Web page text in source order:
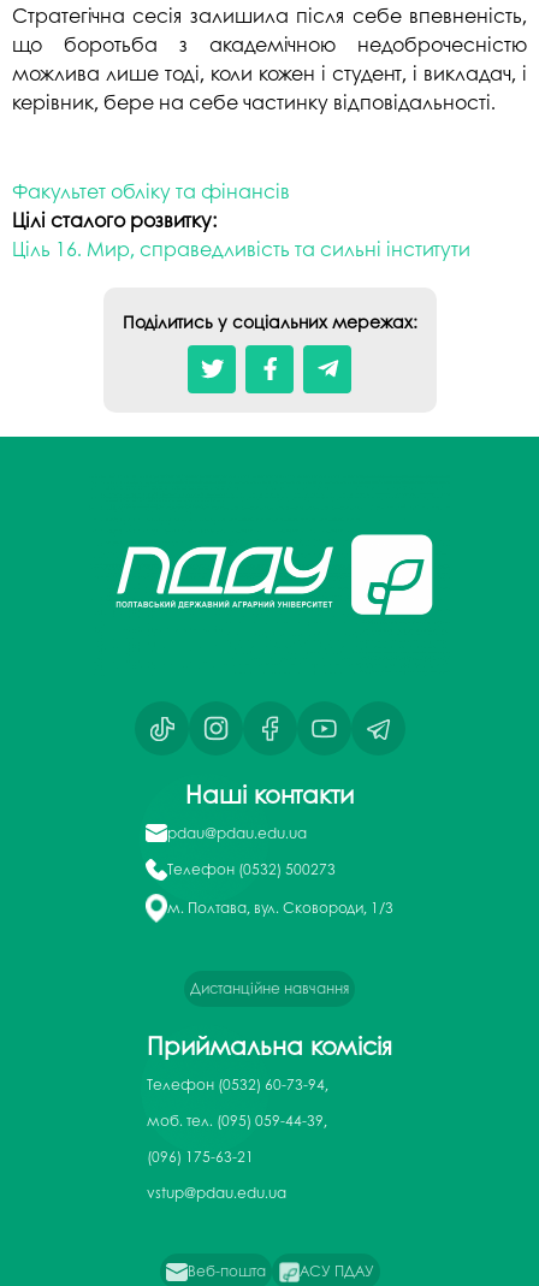
Стратегічна сесія залишила після себе впевненість,
що боротьба з академічною недоброчесністю
можлива лише тоді, коли кожен і студент, і викладач, і
керівник, бере на себе частинку відповідальності.
Факультет обліку та фінансів
Цілі сталого розвитку:
Ціль 16. Мир, справедливість та сильні інститути
Поділитись у соціальних мережах:
Наші контакти
pdau@pdau.edu.ua
Телефон (0532) 500273
м. Полтава, вул. Сковороди, 1/3
Дистанційне навчання
Приймальна комісія
Телефон (0532) 60-73-94,
моб. тел. (095) 059-44-39,
(096) 175-63-21
vstup@pdau.edu.ua
Веб-пошта АСУ ПДАУ